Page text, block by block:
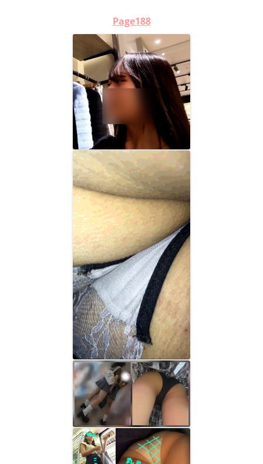
Page188